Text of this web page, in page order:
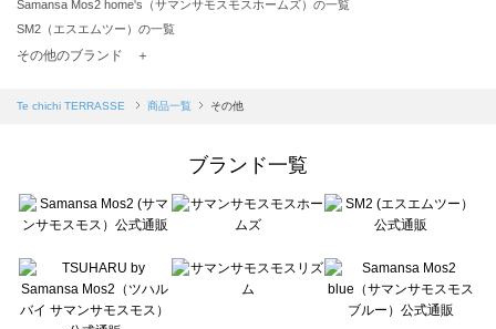
Samansa Mos2 home's（サマンサモスモスホームズ）の一覧
SM2（エスエムツー）の一覧
TSUHARU by Samansa Mos2（ツハルバイサマンサモスモス）の一覧
Samansa Mos2 blue（サマンサモスモス ブルー）の一覧
Te chichi（テチチ）の一覧
Te chichi CLASSIC（テチチ クラシック）の一覧
Lugnoncure（ルノンキュール）の一覧
BETTY'S BLUE（べティーズブルー）の一覧
Wpc.（ワールドパーティー）の一覧
その他のブランド ＋
Te chichi TERRASSE 商品一覧 その他
ブランド一覧